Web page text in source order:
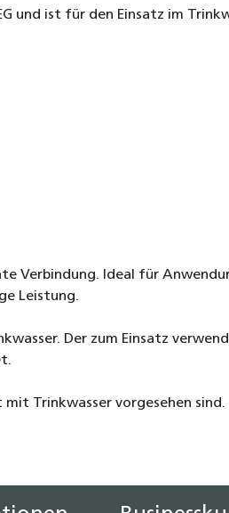
und ist für den Einsatz im
Verbindung. Ideal für
Leistung.
Der zum Einsatz
Trinkwasser vorgesehen sind.